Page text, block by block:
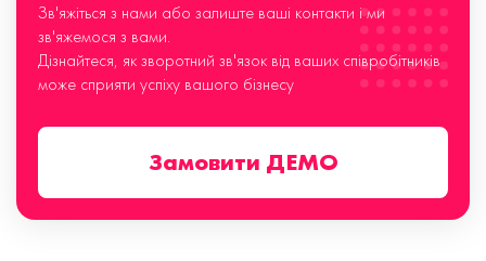
Зв'яжіться з нами або залиште ваші контакти і ми
зв'яжемося з вами.
Дізнайтеся, як зворотний зв'язок від ваших співробітників
може сприяти успіху вашого бізнесу
Замовити ДЕМО